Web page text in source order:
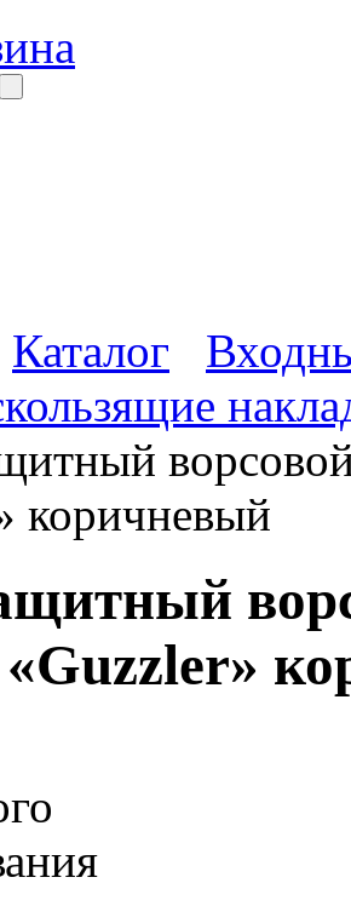
Каталог
коричневый
«Guzzler»